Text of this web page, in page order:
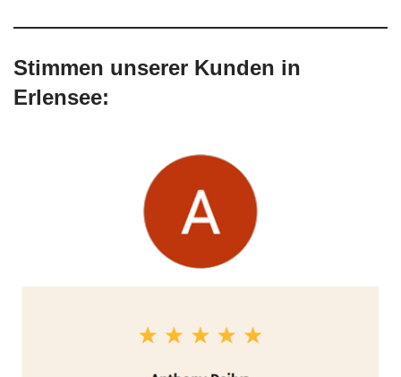
Stimmen unserer Kunden in
Erlensee: